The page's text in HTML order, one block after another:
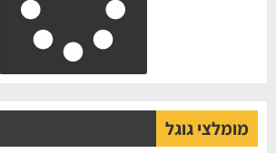
מומלצי גוגל